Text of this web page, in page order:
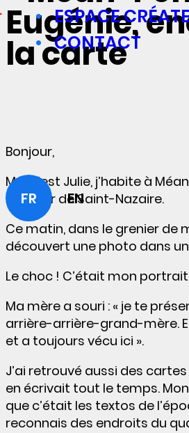
ESPACE
CONTACT
FR EN
Eugénie,
la carte
Bonjour,
Moi c’est Julie, j’habite à
quartier de Saint-Nazaire.
Ce matin, dans le grenier de
découvert une photo dans
Le choc ! C’était mon
Ma mère a souri : « je te
arrière-arrière-grand-mère.
et a toujours vécu ici ».
J’ai retrouvé aussi des
en écrivait tout le temps.
que c’était les textos de
reconnais des endroits du